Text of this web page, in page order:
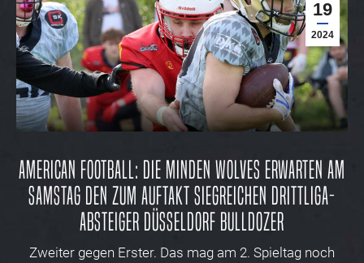
19
2024
American Football: Die Minden Wolves erwarten am
Samstag den zum Auftakt siegreichen Drittliga-
Absteiger Düsseldorf Bulldozer
Zweiter gegen Erster. Das mag am 2. Spieltag noch